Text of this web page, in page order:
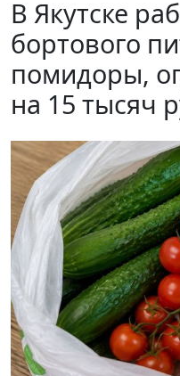
В Якутске
бортового
помидоры,
на 15 тысяч